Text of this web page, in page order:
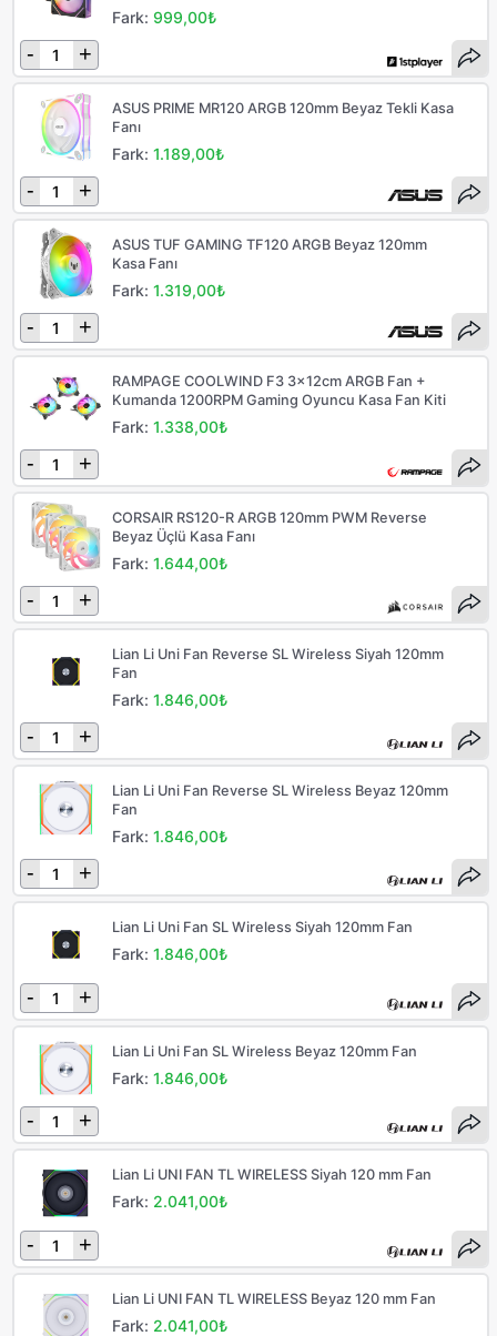
Fark: 999,00₺
- +
ASUS PRIME MR120 ARGB 120mm Beyaz Tekli Kasa
Fanı
Fark:1.189,00₺
- +
ASUS TUF GAMING TF120 ARGB Beyaz 120mm
Kasa Fanı
Fark:1.319,00₺
- +
RAMPAGE COOLWIND F3 3x12cm ARGB Fan +
Kumanda 1200RPM Gaming Oyuncu Kasa Fan Kiti
Fark:1.338,00₺
- +
CORSAIR RS120-R ARGB 120mm PWM Reverse
Beyaz Üçlü Kasa Fanı
Fark:1.644,00₺
- +
Lian Li Uni Fan Reverse SL Wireless Siyah 120mm
Fan
Fark:1.846,00₺
- +
Lian Li Uni Fan Reverse SL Wireless Beyaz 120mm
Fan
Fark:1.846,00₺
- +
Lian Li Uni Fan SL Wireless Siyah 120mm Fan
Fark:1.846,00₺
- +
Lian Li Uni Fan SL Wireless Beyaz 120mm Fan
Fark:1.846,00₺
- +
Lian Li UNI FAN TL WIRELESS Siyah 120 mm Fan
Fark: 2.041,00₺
- +
Lian Li UNI FAN TL WIRELESS Beyaz 120 mm Fan
Fark: 2.041,00₺